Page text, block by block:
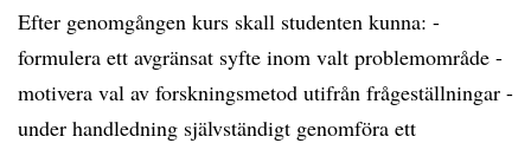
Efter genomgången kurs skall studenten kunna: -
formulera ett avgränsat syfte inom valt problemområde -
motivera val av forskningsmetod utifrån frågeställningar -
under handledning självständigt genomföra ett